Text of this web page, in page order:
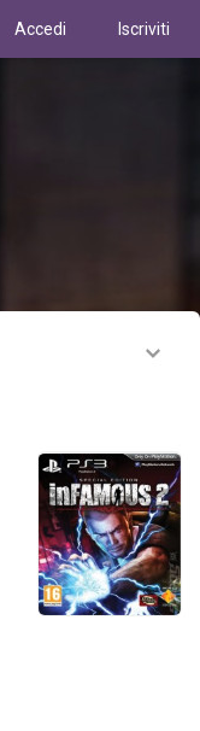
Accedi Iscriviti